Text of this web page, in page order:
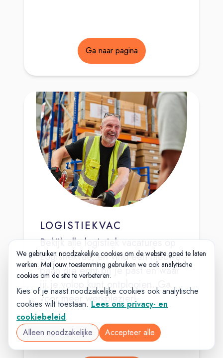
Ga naar pagina
LOGISTIEKVAC
Bekijk alle logistiek vacatures op
Logistiekvac, en vind een nieuwe
baan die echt bij je past en waar
jij je volop kunt ontplooien. Ga
voor meer werkplezier!
We gebruiken noodzakelijke cookies om de website goed te laten
werken. Met jouw toestemming gebruiken we ook analytische
cookies om de site te verbeteren.
Kies of je naast noodzakelijke cookies ook analytische
cookies wilt toestaan. Lees ons privacy- en
cookiebeleid.
Alleen noodzakelijke
Accepteer alle